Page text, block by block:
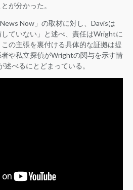
が分かった。
Now」の取材に対し、Davisは
していない」と述べ、責任はWrightに
の主張を裏付ける具体的な証拠は提
や私立探偵がWrightの関与を示す情
べるにとどまっている。